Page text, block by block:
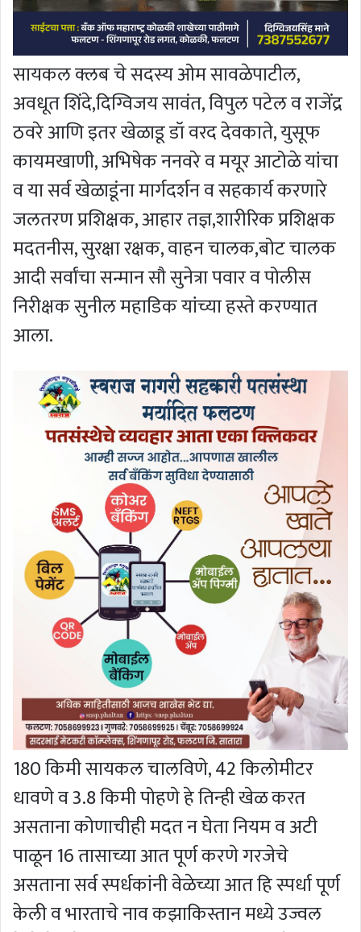
सायकल क्लब चे सदस्य ओम सावळेपाटील,
अवधूत शिंदे,दिग्विजय सावंत, विपुल पटेल व राजेंद्र
ठवरे आणि इतर खेळाडू डॉ वरद देवकाते, युसूफ
कायमखाणी, अभिषेक ननवरे व मयूर आटोळे यांचा
व या सर्व खेळाडूंना मार्गदर्शन व सहकार्य करणारे
जलतरण प्रशिक्षक, आहार तज्ञ,शारीरिक प्रशिक्षक
मदतनीस, सुरक्षा रक्षक, वाहन चालक,बोट चालक
आदी सर्वांचा सन्मान सौ सुनेत्रा पवार व पोलीस
निरीक्षक सुनील महाडिक यांच्या हस्ते करण्यात
आला.
180 किमी सायकल चालविणे, 42 किलोमीटर
धावणे व 3.8 किमी पोहणे हे तिन्ही खेळ करत
असताना कोणाचीही मदत न घेता नियम व अटी
पाळून 16 तासाच्या आत पूर्ण करणे गरजेचे
असताना सर्व स्पर्धकांनी वेळेच्या आत हि स्पर्धा पूर्ण
केली व भारताचे नाव कझाकिस्तान मध्ये उज्वल